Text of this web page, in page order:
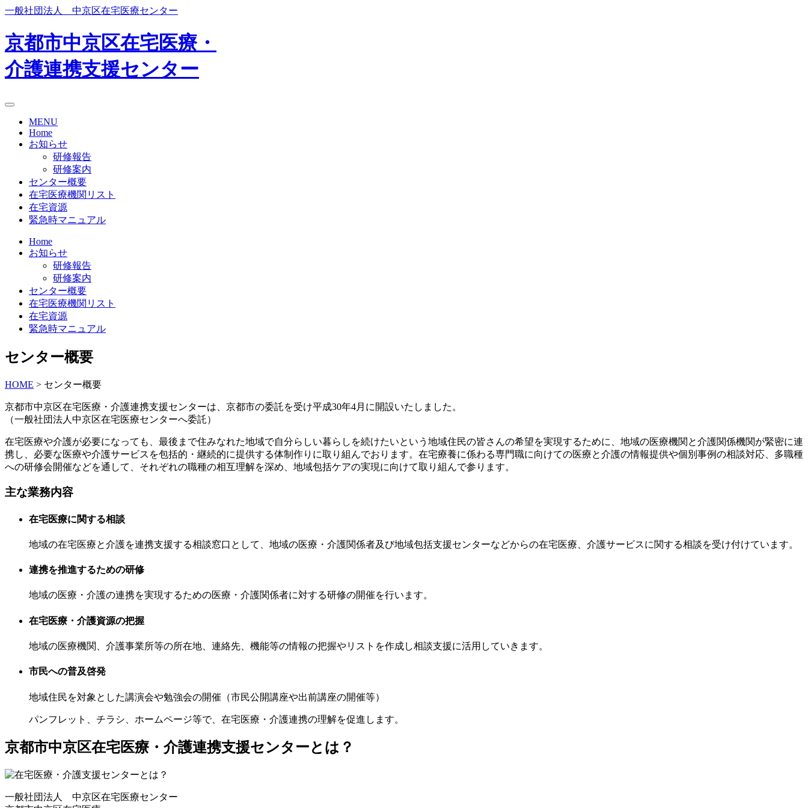
Skip
content
一般社団法人 中京区在宅医療センター
京都市中京区在宅医療・
介護連携支援センター
MENU
Home
お知らせ
研修報告
研修案内
センター概要
在宅医療機関リスト
在宅資源
緊急時マニュアル
Home
お知らせ
研修報告
研修案内
センター概要
在宅医療機関リスト
在宅資源
緊急時マニュアル
センター概要
HOME > センター概要
京都市中京区在宅医療・介護連携支援センターは、京都市の委託を受け平成30年4月に開設いたしました。
（一般社団法人中京区在宅医療センターへ委託）
在宅医療や介護が必要になっても、最後まで住みなれた地域で自分らしい暮らしを続けたいという地域住民の皆さんの希望を実現するために、地域の医療機関と介護関係機関が緊密に連
携し、必要な医療や介護サービスを包括的・継続的に提供する体制作りに取り組んでおります。在宅療養に係わる専門職に向けての医療と介護の情報提供や個別事例の相談対応、多職種
への研修会開催などを通して、それぞれの職種の相互理解を深め、地域包括ケアの実現に向けて取り組んで参ります。
主な業務内容
在宅医療に関する相談
地域の在宅医療と介護を連携支援する相談窓口として、地域の医療・介護関係者及び地域包括支援センターなどからの在宅医療、介護サービスに関する相談を受け付けています。
連携を推進するための研修
地域の医療・介護の連携を実現するための医療・介護関係者に対する研修の開催を行います。
在宅医療・介護資源の把握
地域の医療機関、介護事業所等の所在地、連絡先、機能等の情報の把握やリストを作成し相談支援に活用していきます。
市民への普及啓発
地域住民を対象とした講演会や勉強会の開催（市民公開講座や出前講座の開催等）
パンフレット、チラシ、ホームページ等で、在宅医療・介護連携の理解を促進します。
京都市中京区在宅医療・介護連携支援センターとは？
一般社団法人 中京区在宅医療センター